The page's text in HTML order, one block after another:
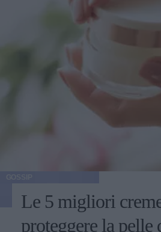
Le 5 migliori
proteggere la pelle